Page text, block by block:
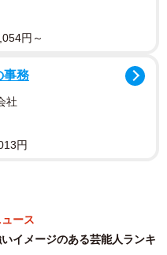
た、過去数回番組のイン
事が多いことを頻繁に披
円～
事務
社
円
ース
イメージのある芸能人ランキ